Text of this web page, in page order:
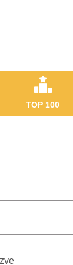
TOP 100